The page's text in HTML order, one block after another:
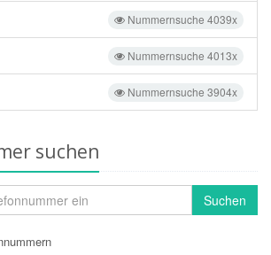
Nummernsuche 4039x
Nummernsuche 4013x
Nummernsuche 3904x
suchen
Suchen